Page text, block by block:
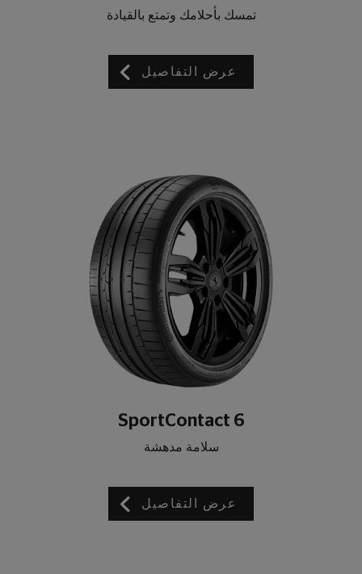
تمسك بأحلامك وتمتع بالقيادة
عرض التفاصيل
SportContact 6
سلامة مدهشة
عرض التفاصيل